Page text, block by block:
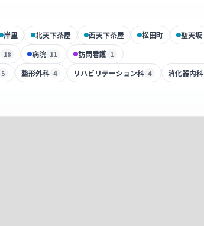
岸里 北天下茶屋 西天下茶屋 松田町 聖天坂
18 病院 11 訪問看護 1
5 整形外科 4 リハビリテーション科 4 消化器内科